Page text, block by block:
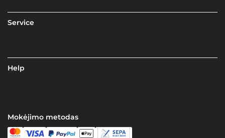
Service
Help
Mokėjimo metodas